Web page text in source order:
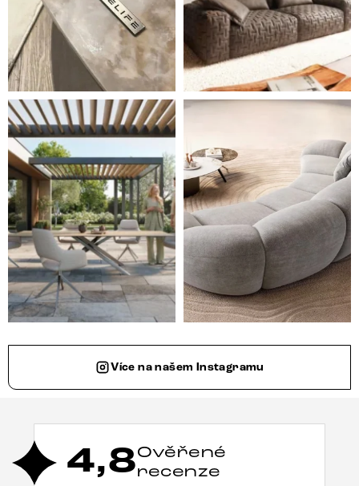
Styl, odolnost a společné chvíle pod širým nebem.
Ne každá pohovka je jen
Více na našem Instagramu
4,8Ověřené
recenze